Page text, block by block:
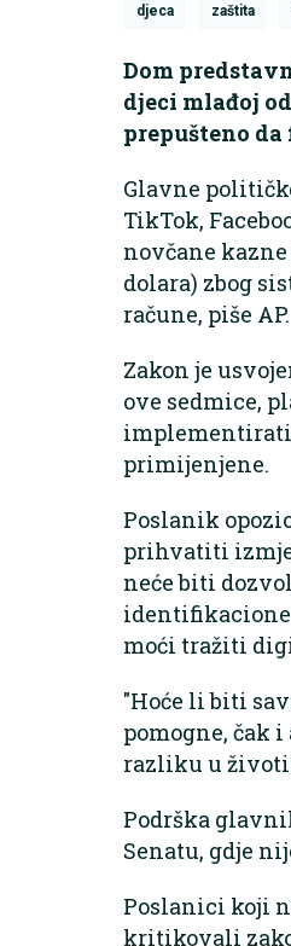
djeca zaštita
Dom
djeci mlađoj
prepušteno
Glavne
TikTok,
novčane
dolara) zbog
račune, piše AP.
Zakon je
ove sedmice,
implementirati
primijenjene.
Poslanik
prihvatiti
neće biti
identifikacione
moći tražiti
"Hoće li biti
pomogne, čak
razliku u
Podrška
Senatu, gdje
Poslanici koji
kritikovali